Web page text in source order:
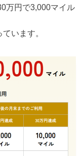
万円で3,000マイル
ています。